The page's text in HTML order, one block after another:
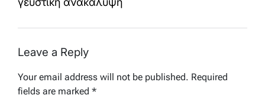
Leave a Reply
Your email address will not be published. Required
fields are marked *